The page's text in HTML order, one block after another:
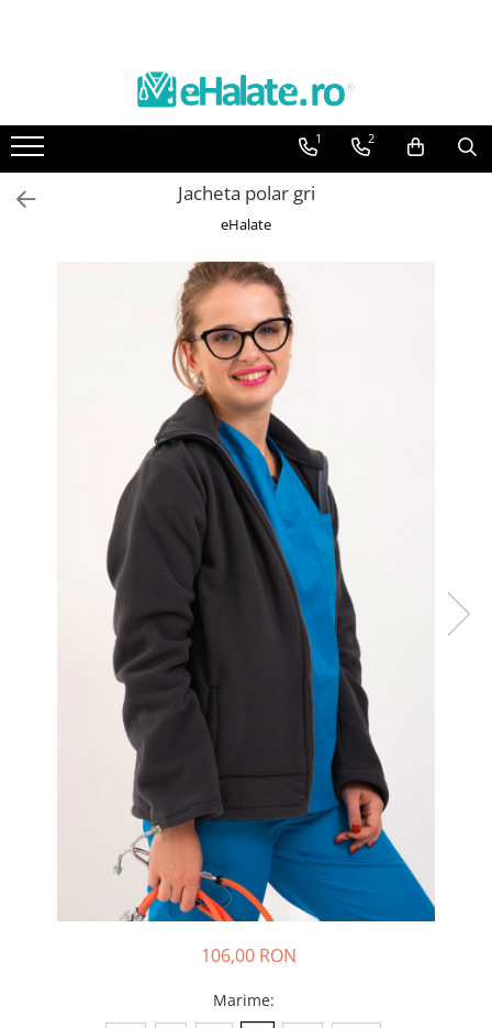
Toate Produsele
Bluze Unisex
Costume Unisex
Bluze unisex cu imprimeuri
Halate medicale femei
Halate medicale barbati
Halate medicale P2 cu fluturas
Halate medicale cu nasturi
Halate medicale cu fermoar
Halate medicale polar - unisex
Halate medicale albe
Fuste, Sarafane
Sarafane medicale
Veste de lucru
Jachete de lucru
1 2
Jacheta polar gri
eHalate
106,00 RON
Marime: